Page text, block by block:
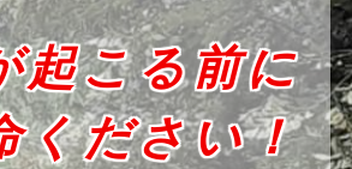
起こる前に
ください！